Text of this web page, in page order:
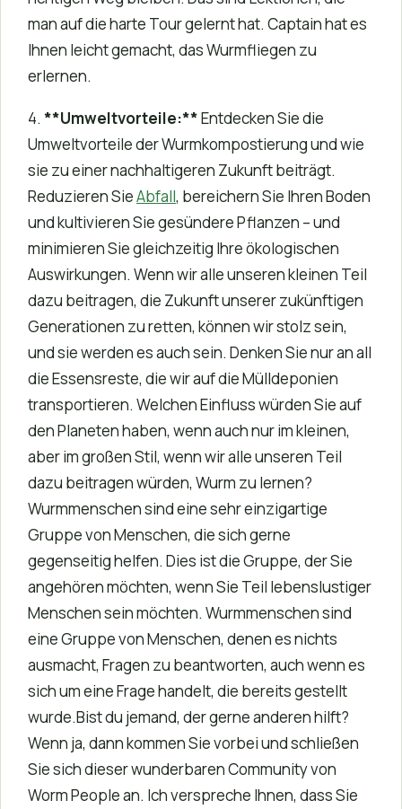
man auf die harte Tour gelernt hat. Captain hat es
Ihnen leicht gemacht, das Wurmfliegen zu
erlernen.
4. **Umweltvorteile:**Entdecken Sie die
Umweltvorteile der Wurmkompostierung und wie
sie zu einer nachhaltigeren Zukunft beiträgt.
Reduzieren SieAbfall, bereichern Sie Ihren Boden
und kultivieren Sie gesündere Pflanzen – und
minimieren Sie gleichzeitig Ihre ökologischen
Auswirkungen. Wenn wir alle unseren kleinen Teil
dazu beitragen, die Zukunft unserer zukünftigen
Generationen zu retten, können wir stolz sein,
und sie werden es auch sein. Denken Sie nur an all
die Essensreste, die wir auf die Mülldeponien
transportieren. Welchen Einfluss würden Sie auf
den Planeten haben, wenn auch nur im kleinen,
aber im großen Stil, wenn wir alle unseren Teil
dazu beitragen würden, Wurm zu lernen?
Wurmmenschen sind eine sehr einzigartige
Gruppe von Menschen, die sich gerne
gegenseitig helfen. Dies ist die Gruppe, der Sie
angehören möchten, wenn Sie Teil lebenslustiger
Menschen sein möchten. Wurmmenschen sind
eine Gruppe von Menschen, denen es nichts
ausmacht, Fragen zu beantworten, auch wenn es
sich um eine Frage handelt, die bereits gestellt
wurde.Bist du jemand, der gerne anderen hilft?
Wenn ja, dann kommen Sie vorbei und schließen
Sie sich dieser wunderbaren Community von
Worm People an. Ich verspreche Ihnen, dass Sie